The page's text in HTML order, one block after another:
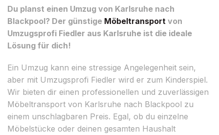
Du planst einen Umzug von Karlsruhe nach
Blackpool? Der günstige Möbeltransport von
Umzugsprofi Fiedler aus Karlsruhe ist die ideale
Lösung für dich!
Ein Umzug kann eine stressige Angelegenheit sein,
aber mit Umzugsprofi Fiedler wird er zum Kinderspiel.
Wir bieten dir einen professionellen und zuverlässigen
Möbeltransport von Karlsruhe nach Blackpool zu
einem unschlagbaren Preis. Egal, ob du einzelne
Möbelstücke oder deinen gesamten Haushalt